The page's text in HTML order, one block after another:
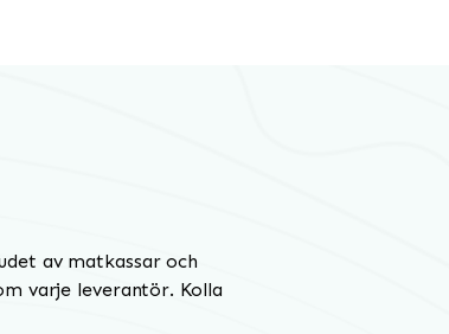
av matkassar och
varje leverantör. Kolla